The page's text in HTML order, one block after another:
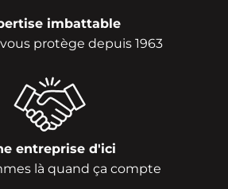
imbattable
protège depuis 1963
entreprise d'ici
là quand ça compte